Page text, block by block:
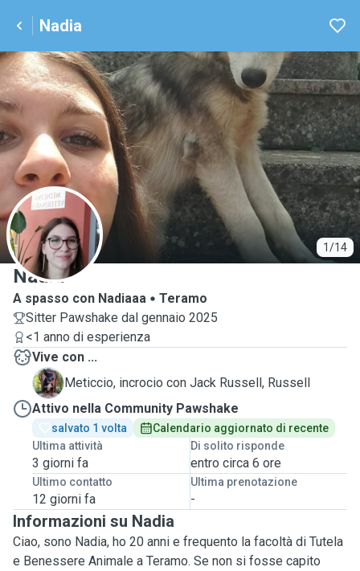
Nadia
1/14
N
Nadia
A spasso con Nadiaaa
Teramo
Sitter Pawshake dal gennaio 2025
<1 anno di esperienza
Vive con ...
R
Meticcio, incrocio con Jack Russell, Russell
Attivo nella Community Pawshake
salvato 1 volta
Calendario aggiornato di recente
Ultima attività
3 giorni fa
Di solito risponde
entro circa 6 ore
Ultimo contatto
12 giorni fa
Ultima prenotazione
-
Informazioni su Nadia
Ciao, sono Nadia, ho 20 anni e frequento la facoltà di Tutela
e Benessere Animale a Teramo. Se non si fosse capito